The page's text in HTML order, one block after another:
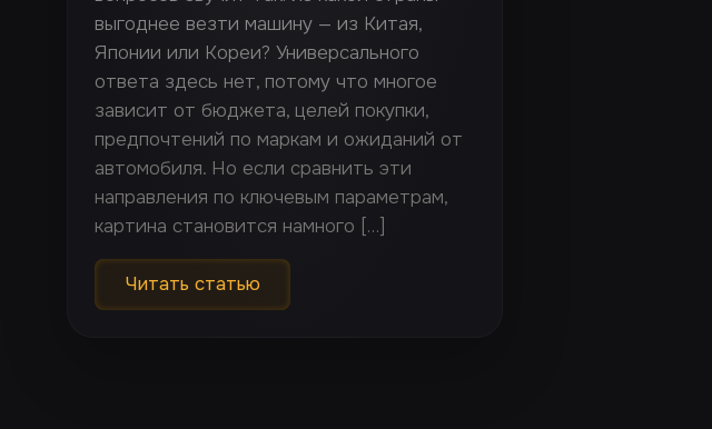
выгоднее везти машину — из Китая,
Японии или Кореи? Универсального
ответа здесь нет, потому что многое
зависит от бюджета, целей покупки,
предпочтений по маркам и ожиданий от
автомобиля. Но если сравнить эти
направления по ключевым параметрам,
картина становится намного […]
Читать статью